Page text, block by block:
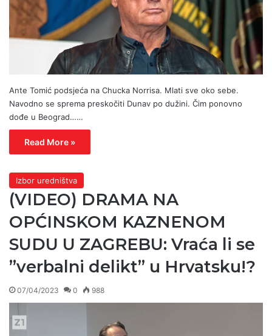
Ante Tomić podsjeća na Chucka Norrisa. Mlati sve oko sebe.
Navodno se sprema preskočiti Dunav po dužini. Čim ponovno
dođe u Beograd……
Read More »
Izbor uredništva
(VIDEO) DRAMA NA
OPĆINSKOM KAZNENOM
SUDU U ZAGREBU: Vraća li se
”verbalni delikt” u Hrvatsku!?
07/04/2023 0 988